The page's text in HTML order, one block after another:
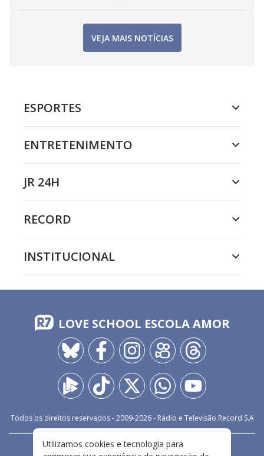
VEJA MAIS NOTÍCIAS
ESPORTES
ENTRETENIMENTO
JR 24H
RECORD
INSTITUCIONAL
LOVE SCHOOL ESCOLA AMOR
Todos os direitos reservados - 2009-2026- Rádio e Televisão Record S.A
FALE CONOSCO PRIVACIDADE
Utilizamos cookies e tecnologia para